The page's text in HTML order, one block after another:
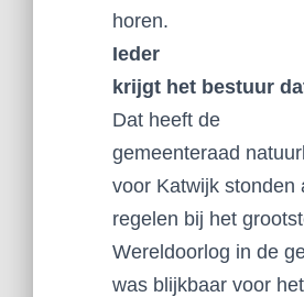
horen.
Ieder
krijgt het bestuur
Dat heeft de
gemeenteraad
voor Katwijk stonden
regelen bij het
Wereldoorlog in de
was blijkbaar voor